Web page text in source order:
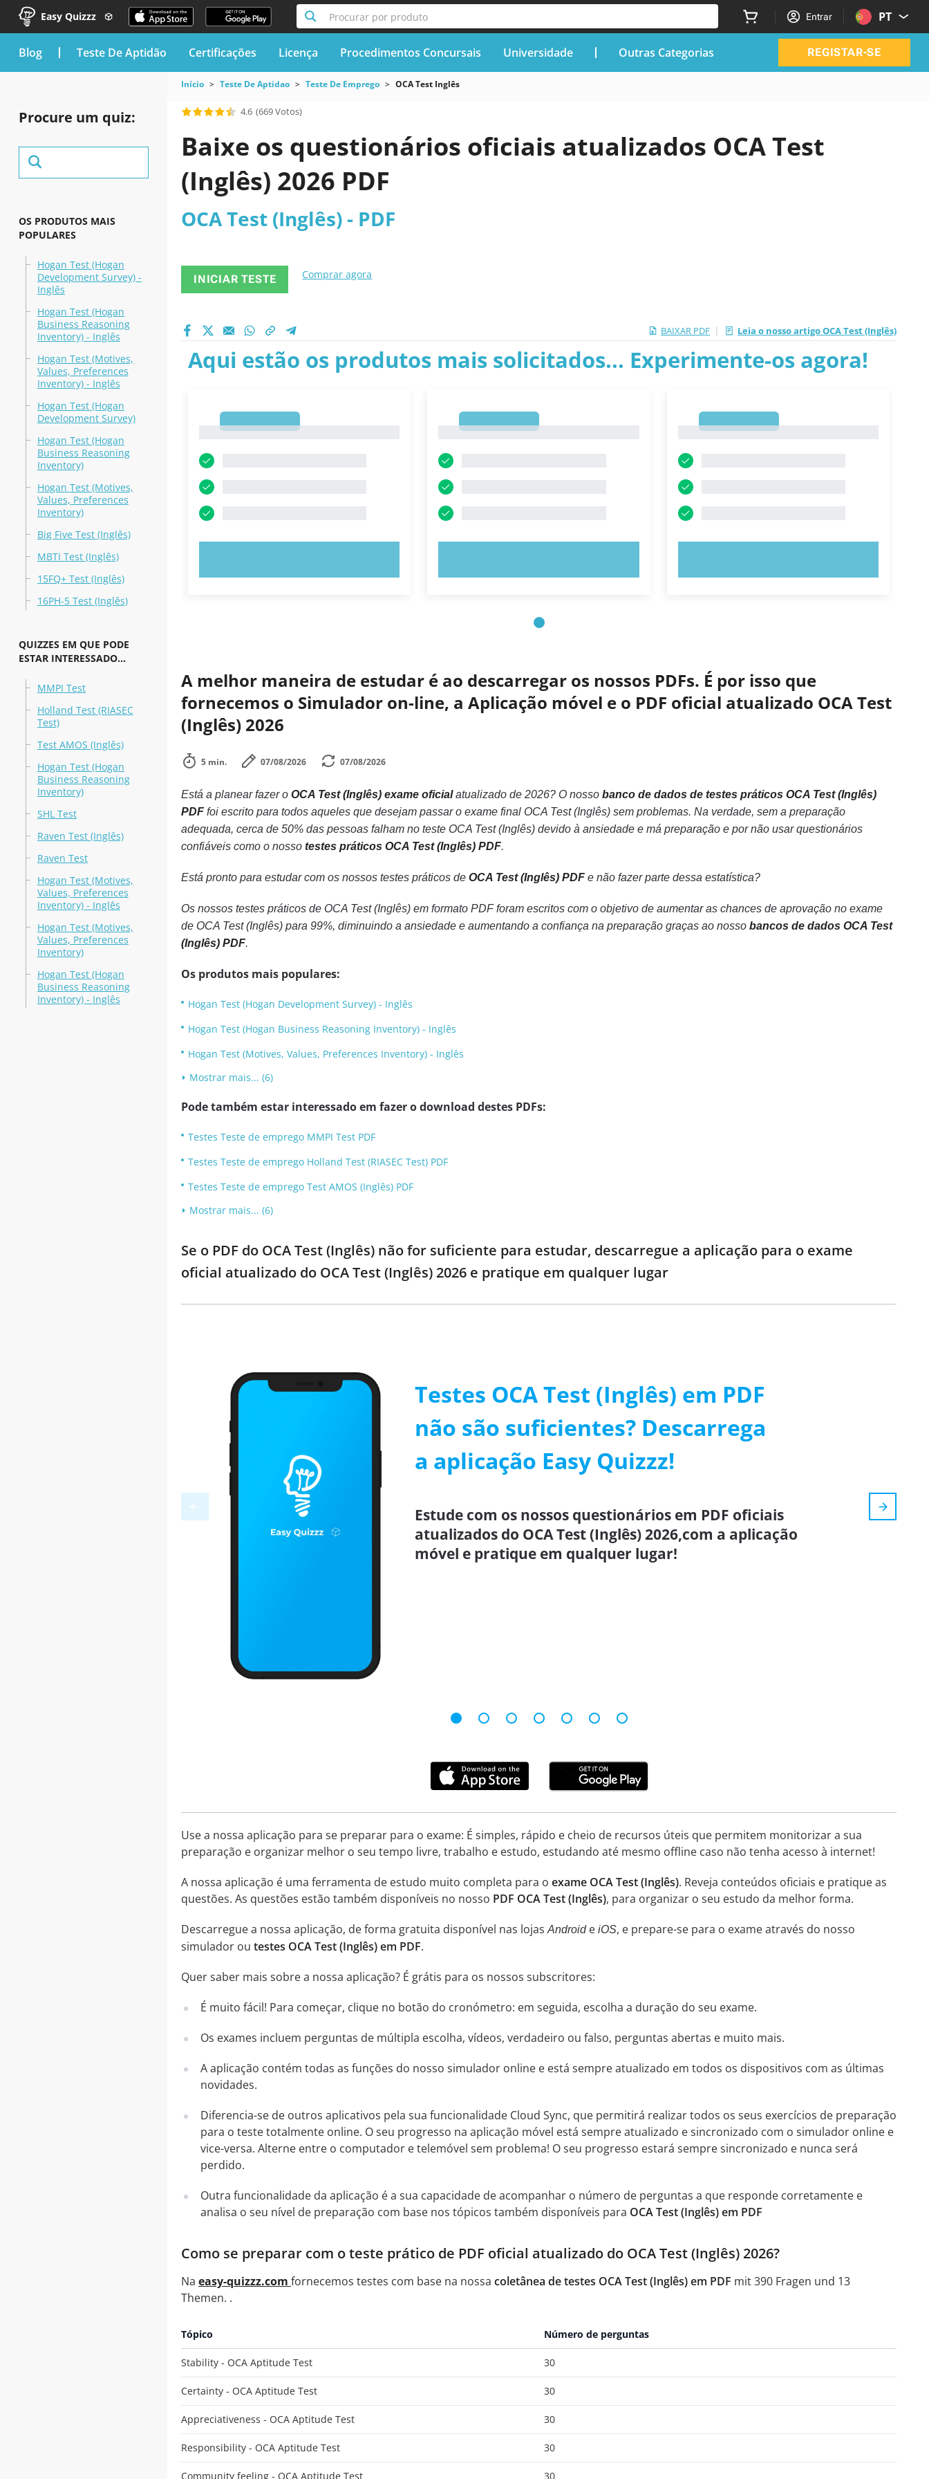
Easy Quizzz Procurar por produto Entrar PT
blog Teste De Aptidão Certificações Licença Procedimentos Concursais Universidade Outras Categorias REGISTAR-SE
Procure um quiz:
OS PRODUTOS MAIS
POPULARES
Hogan Test (Hogan
Development Survey) -
Inglês
Hogan Test (Hogan
Business Reasoning
Inventory) - Inglês
Hogan Test (Motives,
Values, Preferences
Inventory) - Inglês
Hogan Test (Hogan
Development Survey)
Hogan Test (Hogan
Business Reasoning
Inventory)
Hogan Test (Motives,
Values, Preferences
Inventory)
Big Five Test (Inglês)
MBTI Test (Inglês)
15FQ+ Test (Inglês)
16PH-5 Test (Inglês)
QUIZZES EM QUE PODE
ESTAR INTERESSADO...
MMPI Test
Holland Test (RIASEC
Test)
Test AMOS (Inglês)
Hogan Test (Hogan
Business Reasoning
Inventory)
SHL Test
Raven Test (Inglês)
Raven Test
Hogan Test (Motives,
Values, Preferences
Inventory) - Inglês
Hogan Test (Motives,
Values, Preferences
Inventory)
Hogan Test (Hogan
Business Reasoning
Inventory) - Inglês
Início Teste De Aptidao Teste De Emprego OCA Test Inglês
4.6 (669 Votos)
Baixe os questionários oficiais atualizados OCA Test
(Inglês) 2026 PDF
OCA Test (Inglês) - PDF
INICIAR TESTE Comprar agora
BAIXAR PDF | Leia o nosso artigo OCA Test (Inglês)
Aqui estão os produtos mais solicitados... Experimente-os agora!
A melhor maneira de estudar é ao descarregar os nossos PDFs. É por isso que
fornecemos o Simulador on-line, a Aplicação móvel e o PDF oficial atualizado OCA Test
(Inglês) 2026
5 min. 07/08/2026 07/08/2026
Está a planear fazer o OCA Test (Inglês) exame oficialatualizado de 2026? O nosso banco de dados de testes práticos OCA Test (Inglês)
PDFfoi escrito para todos aqueles que desejam passar o exame final OCA Test (Inglês) sem problemas. Na verdade, sem a preparação
adequada, cerca de 50% das pessoas falham no teste OCA Test (Inglês) devido à ansiedade e má preparação e por não usar questionários
confiáveis como o nosso testes práticos OCA Test (Inglês) PDF.
Está pronto para estudar com os nossos testes práticos de OCA Test (Inglês) PDFe não fazer parte dessa estatística?
Os nossos testes práticos de OCA Test (Inglês) em formato PDF foram escritos com o objetivo de aumentar as chances de aprovação no exame
de OCA Test (Inglês) para 99%, diminuindo a ansiedade e aumentando a confiança na preparação graças ao nosso bancos de dados OCA Test
(Inglês) PDF.
Os produtos mais populares:
Hogan Test (Hogan Development Survey) - Inglês
Hogan Test (Hogan Business Reasoning Inventory) - Inglês
Hogan Test (Motives, Values, Preferences Inventory) - Inglês
Mostrar mais... (6)
Pode também estar interessado em fazer o download destes PDFs:
Testes Teste de emprego MMPI Test PDF
Testes Teste de emprego Holland Test (RIASEC Test) PDF
Testes Teste de emprego Test AMOS (Inglês) PDF
Mostrar mais... (6)
Se o PDF do OCA Test (Inglês) não for suficiente para estudar, descarregue a aplicação para o exame
oficial atualizado do OCA Test (Inglês) 2026 e pratique em qualquer lugar
Testes OCA Test (Inglês) em PDF
não são suficientes? Descarrega
a aplicação Easy Quizzz!
Estude com os nossos questionários em PDF oficiais
atualizados do OCA Test (Inglês) 2026,com a aplicação
móvel e pratique em qualquer lugar!
Use a nossa aplicação para se preparar para o exame: É simples, rápido e cheio de recursos úteis que permitem monitorizar a sua
preparação e organizar melhor o seu tempo livre, trabalho e estudo, estudando até mesmo offline caso não tenha acesso à internet!
A nossa aplicação é uma ferramenta de estudo muito completa para o exame OCA Test (Inglês). Reveja conteúdos oficiais e pratique as
questões. As questões estão também disponíveis no nosso PDF OCA Test (Inglês), para organizar o seu estudo da melhor forma.
Descarregue a nossa aplicação, de forma gratuita disponível nas lojasAndroide iOS, e prepare-se para o exame através do nosso
simulador ou testes OCA Test (Inglês) em PDF.
Quer saber mais sobre a nossa aplicação? É grátis para os nossos subscritores:
É muito fácil! Para começar, clique no botão do cronómetro: em seguida, escolha a duração do seu exame.
Os exames incluem perguntas de múltipla escolha, vídeos, verdadeiro ou falso, perguntas abertas e muito mais.
A aplicação contém todas as funções do nosso simulador online e está sempre atualizado em todos os dispositivos com as últimas
novidades.
Diferencia-se de outros aplicativos pela sua funcionalidade Cloud Sync, que permitirá realizar todos os seus exercícios de preparação
para o teste totalmente online. O seu progresso na aplicação móvel está sempre atualizado e sincronizado com o simulador online e
vice-versa. Alterne entre o computador e telemóvel sem problema! O seu progresso estará sempre sincronizado e nunca será
perdido.
Outra funcionalidade da aplicação é a sua capacidade de acompanhar o número de perguntas a que responde corretamente e
analisa o seu nível de preparação com base nos tópicos também disponíveis para OCA Test (Inglês) em PDF
Como se preparar com o teste prático de PDF oficial atualizado do OCA Test (Inglês) 2026?
Na easy-quizzz.com fornecemos testes com base na nossa coletânea de testes OCA Test (Inglês) em PDF mit 390 Fragen und 13
Themen. .
Tópico Número de perguntas
Stability - OCA Aptitude Test 30
Certainty - OCA Aptitude Test 30
Appreciativeness - OCA Aptitude Test 30
Responsibility - OCA Aptitude Test 30
Community feeling - OCA Aptitude Test 30